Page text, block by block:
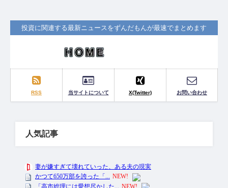
投資に関連する最新ニュースをずんだもんが最速でまとめます
RSS 当サイトについて X(Twitter) お問い合わせ
人気記事